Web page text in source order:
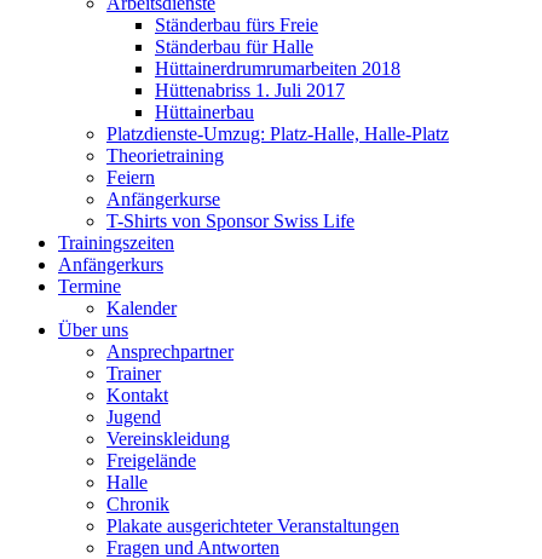
Ständerbau fürs Freie
Ständerbau für Halle
Hüttainerdrumrumarbeiten 2018
Hüttenabriss 1. Juli 2017
Hüttainerbau
Platzdienste-Umzug: Platz-Halle, Halle-Platz
Theorietraining
Feiern
Anfängerkurse
T-Shirts von Sponsor Swiss Life
Trainingszeiten
Anfängerkurs
Termine
Kalender
Über uns
Ansprechpartner
Trainer
Kontakt
Jugend
Vereinskleidung
Freigelände
Halle
Chronik
Plakate ausgerichteter Veranstaltungen
Fragen und Antworten